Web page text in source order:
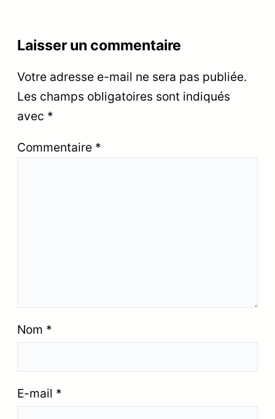
Laisser un commentaire
Votre adresse e-mail ne sera pas publiée.
Les champs obligatoires sont indiqués
avec *
Commentaire *
Nom *
E-mail *